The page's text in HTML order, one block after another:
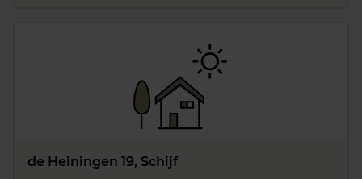
de Heiningen 19, Schijf